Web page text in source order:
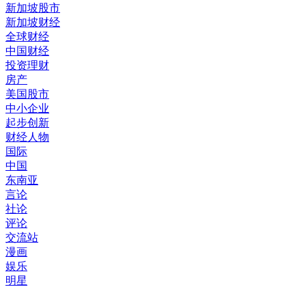
新加坡股市
新加坡财经
全球财经
中国财经
投资理财
房产
美国股市
中小企业
起步创新
财经人物
国际
中国
东南亚
言论
社论
评论
交流站
漫画
娱乐
明星